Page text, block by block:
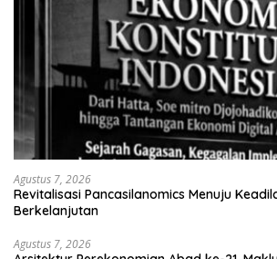
Agustus 7, 2026
Revitalisasi Pancasilanomics Menuju
Berkelanjutan
Agustus 7, 2026